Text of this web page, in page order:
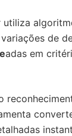
utiliza
de
adas em